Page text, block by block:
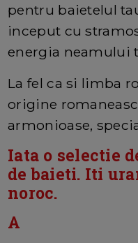
pentru baietelul
inceput cu
energia neamului
La fel ca si limba
origine
armonioase,
Iata o selectie
de baieti. Iti
noroc.
A